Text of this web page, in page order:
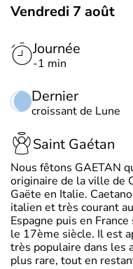
Vendredi 7 août
Journée
-1 min
Dernier
croissant de Lune
Saint Gaétan
Nous fêtons GAETAN
originaire de la ville de
Gaëte en Italie.
italien et très courant
Espagne puis en
le 17ème siècle. Il est
très populaire dans les
plus rare, tout en